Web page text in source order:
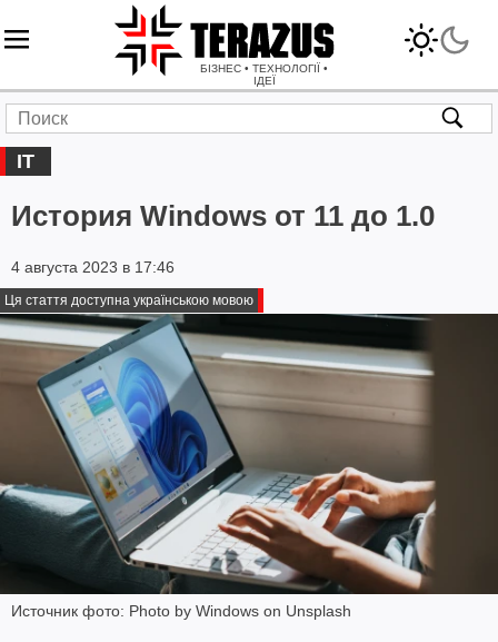
БІЗНЕС • ТЕХНОЛОГІЇ •
ІДЕЇ
IT
История Windows от 11 до 1.0
4 августа 2023 в 17:46
Ця стаття доступна українською мовою
Источник фото: Photo by Windows on Unsplash